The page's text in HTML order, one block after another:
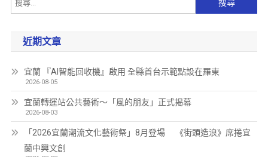
近期文章
宜蘭 『AI智能回收機』啟用 全縣首台示範點設在羅東
2026-08-05
宜蘭轉運站公共藝術～「風的朋友」正式揭幕
2026-08-03
「2026宜蘭潮流文化藝術祭」8月登場 《街頭造浪》席捲宜
蘭中興文創